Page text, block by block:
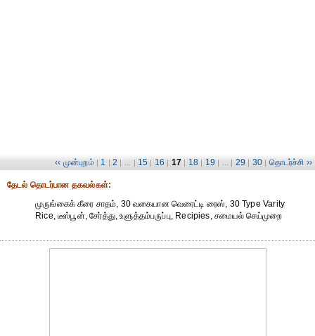
‹‹ முன்புறம் | 1 | 2 | ... | 15 | 16 | 17 | 18 | 19 | ... | 29 | 30 | தொடர்ச்சி ››
தேட‌ல் தொட‌ர்பான தகவ‌ல்க‌ள்:
முருங்கைக் கீரை சாதம், 30 வகையான வெரைட்டி ரைஸ், 30 Type Varity
Rice, டீஸ்பூன், சேர்த்து, உளுத்தம்பருப்பு, Recipies, சமையல் செய்முறை